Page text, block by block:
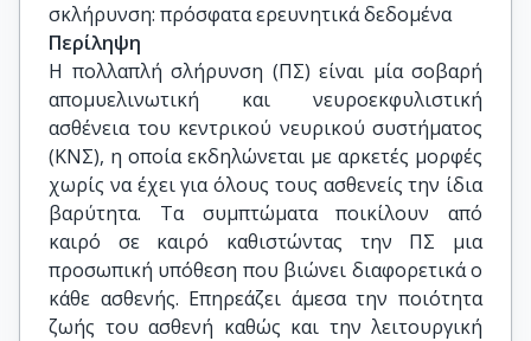
σκλήρυνση: πρόσφατα ερευνητικά δεδομένα
Περίληψη
Η πολλαπλή σλήρυνση (ΠΣ) είναι μία σοβαρή
απομυελινωτική και νευροεκφυλιστική
ασθένεια του κεντρικού νευρικού συστήματος
(ΚΝΣ), η οποία εκδηλώνεται με αρκετές μορφές
χωρίς να έχει για όλους τους ασθενείς την ίδια
βαρύτητα. Τα συμπτώματα ποικίλουν από
καιρό σε καιρό καθιστώντας την ΠΣ μια
προσωπική υπόθεση που βιώνει διαφορετικά ο
κάθε ασθενής. Επηρεάζει άμεσα την ποιότητα
ζωής του ασθενή καθώς και την λειτουργική